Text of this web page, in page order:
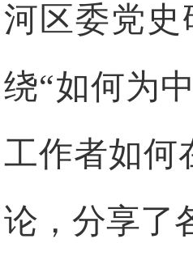
河区委党
绕“如何为
工作者如何
论，分享了